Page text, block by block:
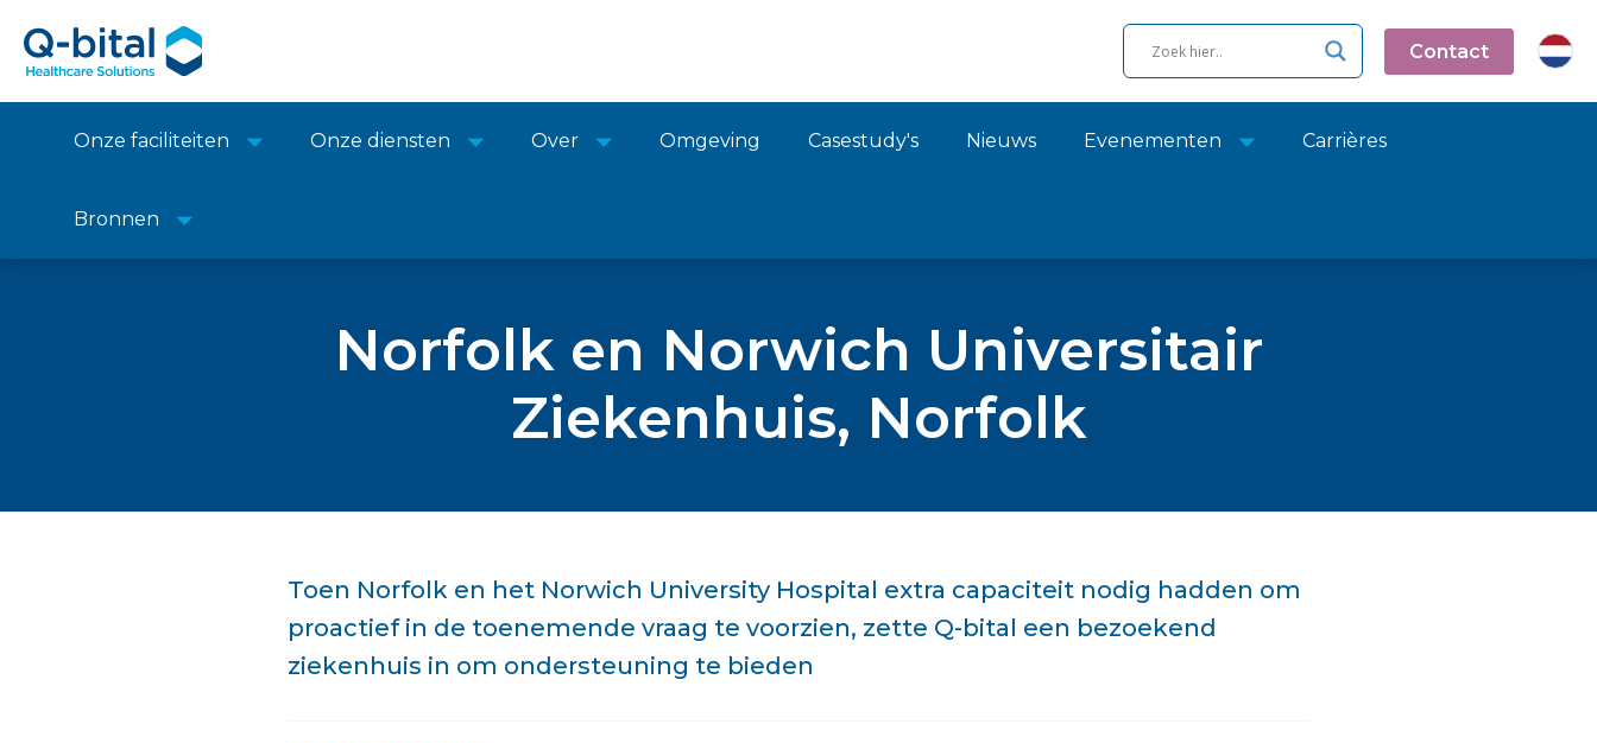
Contact
Onze faciliteiten Onze diensten Over Omgeving Casestudy's Nieuws Evenementen Carrières
Bronnen
Thuis > Casestudy's
Norfolk en Norwich Universitair
Ziekenhuis, Norfolk
Toen Norfolk en het Norwich University Hospital extra capaciteit nodig hadden om
proactief in de toenemende vraag te voorzien, zette Q-bital een bezoekend
ziekenhuis in om ondersteuning te bieden